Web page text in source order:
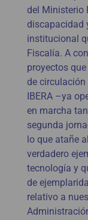
del Ministerio
discapacidad
institucional
Fiscalía. A
proyectos
de
IBERA –ya
en marcha
segunda
lo que atañe
verdadero
tecnología y
de
relativo a